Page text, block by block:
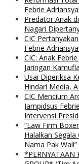
Febrie
Predator Anak
Nagari
CIC
Febrie
CIC: Anak
Jaringan
Usai Diperiksa
Hindari Media,
CIC Mencium
Jampidsus
Intervensi
“Law Firm
Halalkan
Nama Pak Wali”
*PERNYATAAN